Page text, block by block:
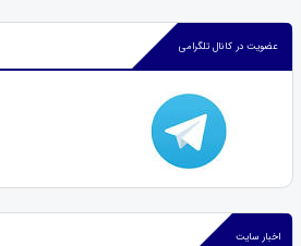
عضویت در کانال تلگرامی
اخبار سایت